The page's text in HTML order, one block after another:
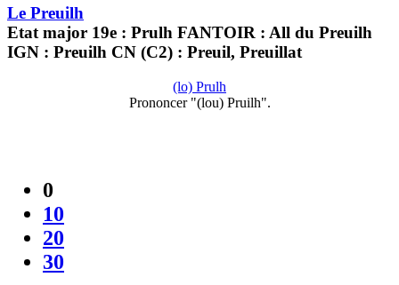
Le Preuilh
Etat major 19e : Prulh FANTOIR : All du Preuilh
IGN : Preuilh CN (C2) : Preuil, Preuillat
(lo) Prulh
Prononcer "(lou) Pruilh".
0
10
20
30